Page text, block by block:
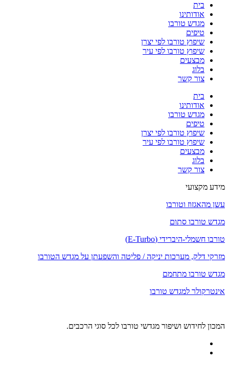
בית
אודותינו
מגדש טורבו
טיפים
שיפוץ טורבו לפי יצרן
שיפוץ טורבו לפי עיר
מבצעים
בלוג
צור קשר
בית
אודותינו
מגדש טורבו
טיפים
שיפוץ טורבו לפי יצרן
שיפוץ טורבו לפי עיר
מבצעים
בלוג
צור קשר
מידע מקצועי
עשן מהאגזוז וטורבו
מגדש טורבו סתום
טורבו חשמלי-היברידי (E-Turbo)
מזרקי דלק, מערכות יניקה / פליטה והשפעתן על מגדש הטורבו
מגדש טורבו מתחמם
אינטרקולר למגדש טורבו
המכון לחידוש ושיפור מגדשי טורבו לכל סוגי הרכבים.